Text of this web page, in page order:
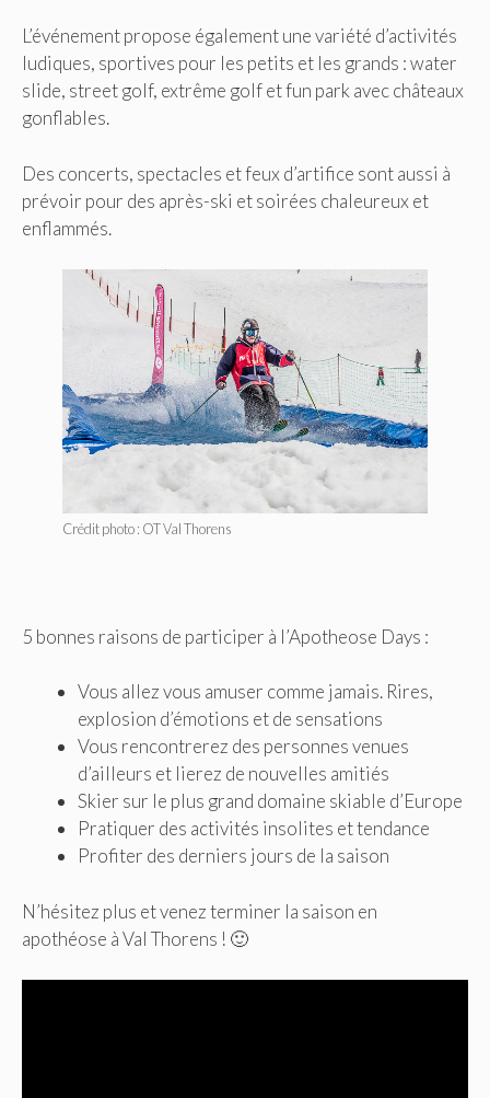
L’événement propose également une variété d’activités
ludiques, sportives pour les petits et les grands : water
slide, street golf, extrême golf et fun park avec châteaux
gonflables.
Des concerts, spectacles et feux d’artifice sont aussi à
prévoir pour des après-ski et soirées chaleureux et
enflammés.
Crédit photo : OT Val Thorens
5 bonnes raisons de participer à l’Apotheose Days :
Vous allez vous amuser comme jamais. Rires,
explosion d’émotions et de sensations
Vous rencontrerez des personnes venues
d’ailleurs et lierez de nouvelles amitiés
Skier sur le plus grand domaine skiable d’Europe
Pratiquer des activités insolites et tendance
Profiter des derniers jours de la saison
N’hésitez plus et venez terminer la saison en
apothéose à Val Thorens ! 🙂